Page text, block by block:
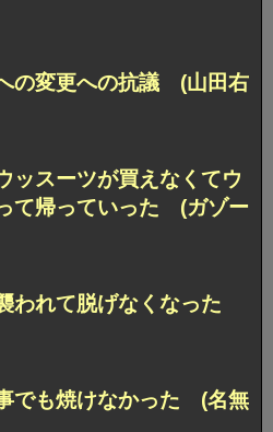
の変更への抗議 (山田右
ッスーツが買えなくてウ
て帰っていった (ガゾー
われて脱げなくなった
でも焼けなかった (名無